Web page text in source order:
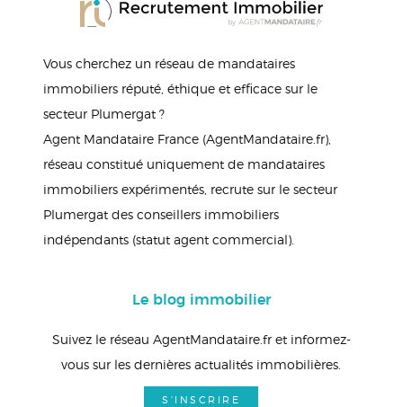
Vous cherchez un réseau de mandataires
immobiliers réputé, éthique et efficace sur le
secteur Plumergat ?
Agent Mandataire France (AgentMandataire.fr),
réseau constitué uniquement de mandataires
immobiliers expérimentés, recrute sur le secteur
Plumergat des conseillers immobiliers
indépendants (statut agent commercial).
Le blog immobilier
Suivez le réseau AgentMandataire.fr et informez-
vous sur les dernières actualités immobilières.
S'INSCRIRE